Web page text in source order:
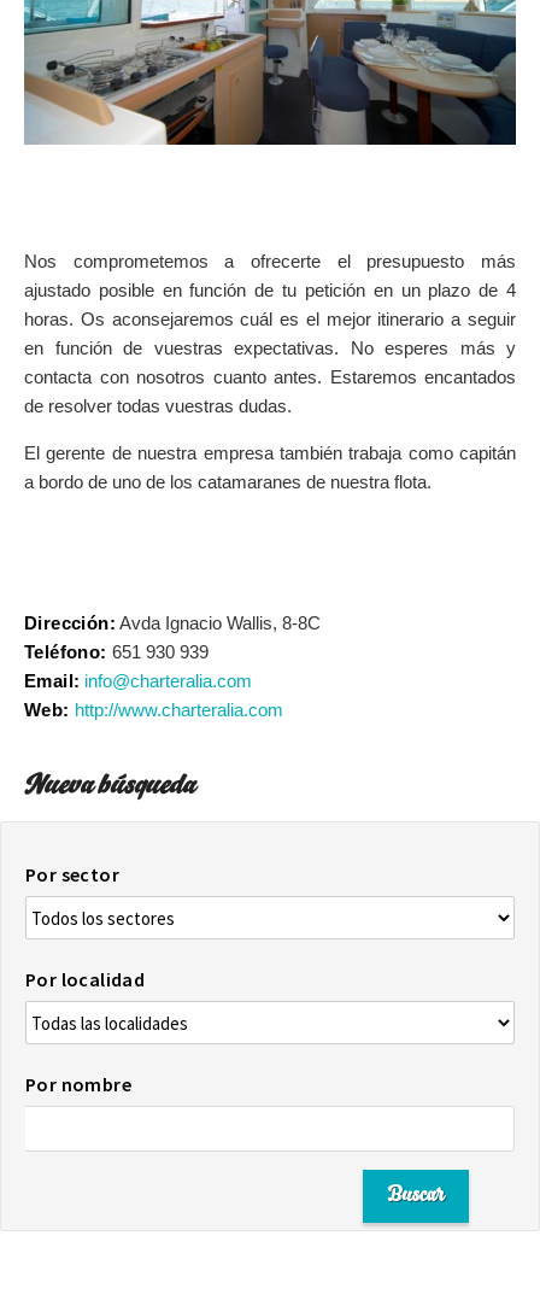
Nos comprometemos a ofrecerte el presupuesto más
ajustado posible en función de tu petición en un plazo de 4
horas. Os aconsejaremos cuál es el mejor itinerario a seguir
en función de vuestras expectativas. No esperes más y
contacta con nosotros cuanto antes. Estaremos encantados
de resolver todas vuestras dudas.
El gerente de nuestra empresa también trabaja como capitán
a bordo de uno de los catamaranes de nuestra flota.
Dirección: Avda Ignacio Wallis, 8-8C
Teléfono: 651 930 939
Email: info@charteralia.com
Web: http://www.charteralia.com
Nueva búsqueda
Por sector
Por localidad
Por nombre